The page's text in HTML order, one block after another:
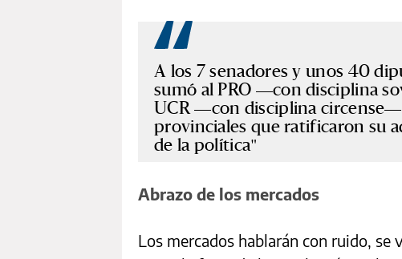
A los 7 senadores y unos 40
sumó al PRO —con disciplina
UCR —con disciplina
provinciales que ratificaron su
de la política
Abrazo de los mercados
Los mercados hablarán con ruido, se